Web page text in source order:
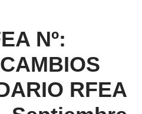
Nº:
RFEA